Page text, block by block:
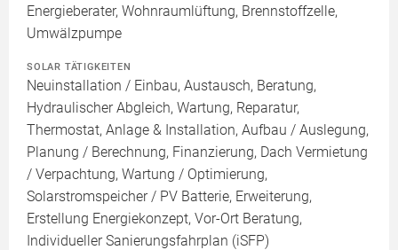
Energieberater, Wohnraumlüftung, Brennstoffzelle,
Umwälzpumpe
SOLAR TÄTIGKEITEN
Neuinstallation / Einbau, Austausch, Beratung,
Hydraulischer Abgleich, Wartung, Reparatur,
Thermostat, Anlage & Installation, Aufbau / Auslegung,
Planung / Berechnung, Finanzierung, Dach Vermietung
/ Verpachtung, Wartung / Optimierung,
Solarstromspeicher / PV Batterie, Erweiterung,
Erstellung Energiekonzept, Vor-Ort Beratung,
Individueller Sanierungsfahrplan (iSFP)